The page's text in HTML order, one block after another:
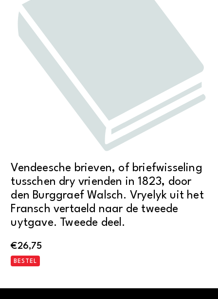
Vendeesche brieven, of briefwisseling
tusschen dry vrienden in 1823, door
den Burggraef Walsch. Vryelyk uit het
Fransch vertaeld naar de tweede
uytgave. Tweede deel.
€26,75
BESTEL